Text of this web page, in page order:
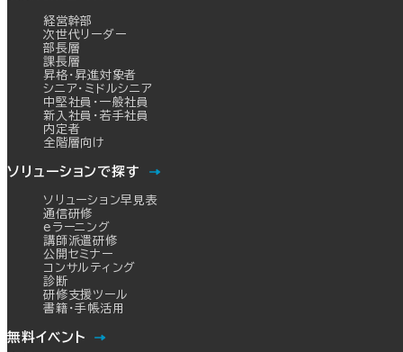
経営幹部
次世代リーダー
部長層
課長層
昇格・昇進対象者
シニア・ミドルシニア
中堅社員・一般社員
新入社員・若手社員
内定者
全階層向け
ソリューションで探す
ソリューション早見表
通信研修
eラーニング
講師派遣研修
公開セミナー
コンサルティング
診断
研修支援ツール
書籍・手帳活用
無料イベント